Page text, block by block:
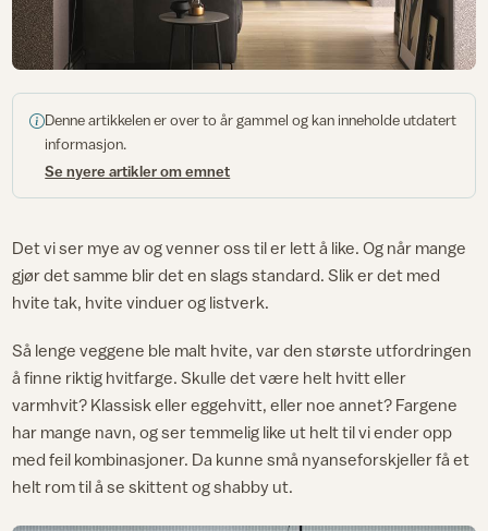
Denne artikkelen er over to år gammel og kan inneholde utdatert
informasjon.
Se nyere artikler om emnet
Det vi ser mye av og venner oss til er lett å like. Og når mange
gjør det samme blir det en slags standard. Slik er det med
hvite tak, hvite vinduer og listverk.
Så lenge veggene ble malt hvite, var den største utfordringen
å finne riktig hvitfarge. Skulle det være helt hvitt eller
varmhvit? Klassisk eller eggehvitt, eller noe annet? Fargene
har mange navn, og ser temmelig like ut helt til vi ender opp
med feil kombinasjoner. Da kunne små nyanseforskjeller få et
helt rom til å se skittent og shabby ut.